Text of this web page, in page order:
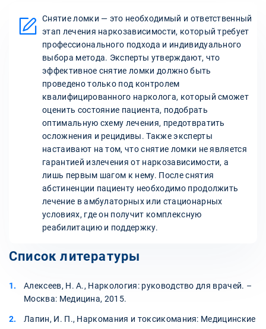
Снятие ломки — это необходимый и ответственный
этап лечения наркозависимости, который требует
профессионального подхода и индивидуального
выбора метода. Эксперты утверждают, что
эффективное снятие ломки должно быть
проведено только под контролем
квалифицированного нарколога, который сможет
оценить состояние пациента, подобрать
оптимальную схему лечения, предотвратить
осложнения и рецидивы. Также эксперты
настаивают на том, что снятие ломки не является
гарантией излечения от наркозависимости, а
лишь первым шагом к нему. После снятия
абстиненции пациенту необходимо продолжить
лечение в амбулаторных или стационарных
условиях, где он получит комплексную
реабилитацию и поддержку.
Список литературы
Алексеев, Н. А., Наркология: руководство для врачей. –
Москва: Медицина, 2015.
Лапин, И. П., Наркомания и токсикомания: Медицинские